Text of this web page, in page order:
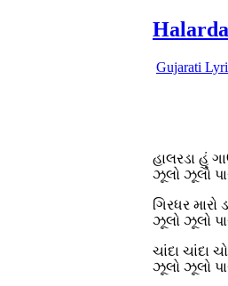
Gujarati
હાલરડા હું
ઝૂલો ઝૂલો
ગિરધર
ઝૂલો ઝૂલો
ચાંદા ચાંદા
ઝૂલો ઝૂલો